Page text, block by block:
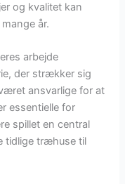
og kvalitet kan
år.
arbejde
der strækker sig
ansvarlige for at
essentielle for
spillet en central
tidlige træhuse til